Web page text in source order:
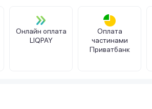
Онлайн оплата
LIQPAY
Оплата
частинами
Приватбанк